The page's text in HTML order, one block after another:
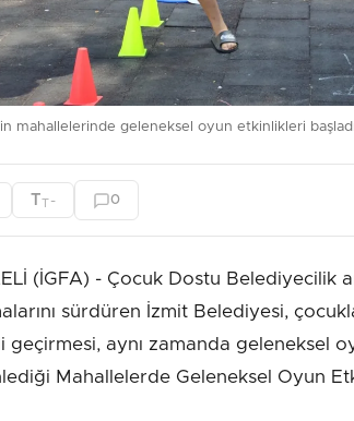
mahallelerinde geleneksel oyun etkinlikleri başladı
TT - 0
(İGFA) - Çocuk Dostu Belediyecilik
sürdüren İzmit Belediyesi,
geçirmesi, aynı zamanda geleneksel
Mahallelerde Geleneksel Oyun